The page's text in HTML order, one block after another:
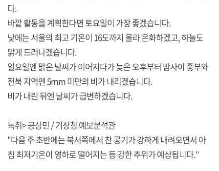
다.
바깥 활동을 계획한다면 토요일이 가장 좋겠습니다.
낮에는 서울의 최고 기온이 16도까지 올라 온화하겠고, 하늘도
맑게 드러나겠습니다.
일요일엔 맑은 날씨가 이어지다가 늦은 오후부터 밤사이 중부와
전북 지역엔 5mm 미만의 비가 내리겠습니다.
비가 내린 뒤엔 날씨가 급변하겠습니다.
녹취> 공상민 / 기상청 예보분석관
"다음 주 초반에는 북서쪽에서 찬 공기가 강하게 내려오면서 아
침 최저기온이 영하로 떨어지는 등 강한 추위가 예상됩니다."